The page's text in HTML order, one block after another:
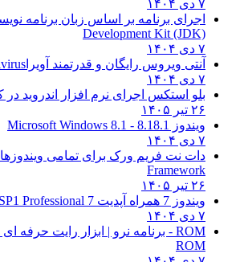
اجرای برنامه بر اساس زبان برنامه نویسی ج
Development Kit (JDK)
آنتی ویروس رایگان و قدرتمند آویراAntivirus
بلو استکس اجرای نرم افزار اندروید در کام
ویندوز 8.18.1 - Microsoft Windows 8.1
دات نت فریم ورک برای تمامی ویندوزها.NET
Framework
ویندوز 7 همراه آپدیت 7 SP1
7 SP1 Professional
ROM - برنامه نرو | ابزار رایت حرفه ای و